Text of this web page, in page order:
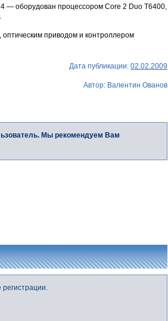
— оборудован процессором Core 2 Duo T6400,
приводом и контроллером
Дата публикации: 02.02.2009
Автор: Валентин Ованов
Мы рекомендуем Вам
регистрации.